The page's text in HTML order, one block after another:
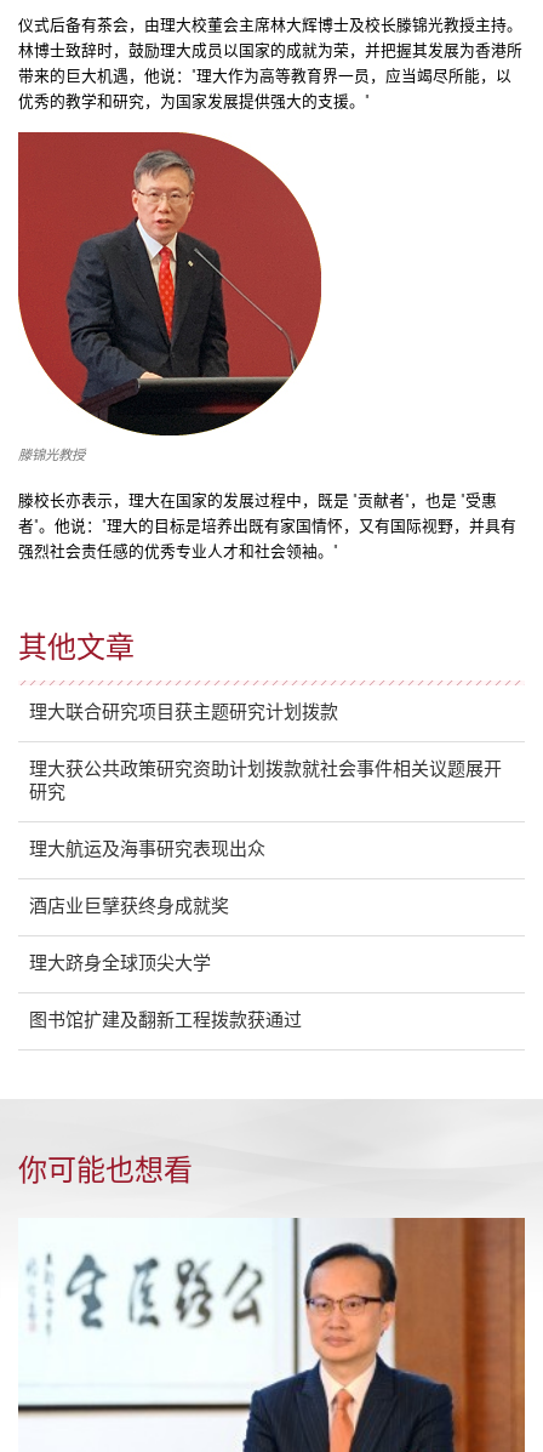
其他文章
理大联合研究项目获主题研究计划拨款
理大获公共政策研究资助计划拨款就社会事件相关议题展开
研究
理大航运及海事研究表现出众
酒店业巨擘获终身成就奖
理大跻身全球顶尖大学
图书馆扩建及翻新工程拨款获通过
仪式后备有茶会，由理大校董会主席林大辉博士及校长滕锦光教授主持。
林博士致辞时，鼓励理大成员以国家的成就为荣，并把握其发展为香港所
带来的巨大机遇，他说："理大作为高等教育界一员，应当竭尽所能，以
优秀的教学和研究，为国家发展提供强大的支援。"
滕锦光教授
滕校长亦表示，理大在国家的发展过程中，既是 "贡献者"，也是 "受惠
者"。他说："理大的目标是培养出既有家国情怀，又有国际视野，并具有
强烈社会责任感的优秀专业人才和社会领袖。"
你可能也想看